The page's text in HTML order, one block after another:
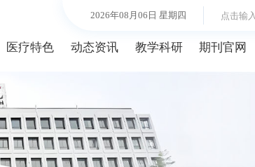
2026年08月06日 星期四
医疗特色 动态资讯 教学科研 期刊官网